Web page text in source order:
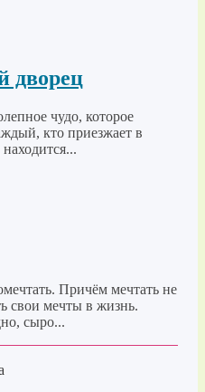
дворец
чудо, которое
кто приезжает в
Причём мечтать не
свои мечты в жизнь.
сыро...